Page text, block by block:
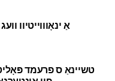
אַ ינאָוווייטיוו
טשיינאַ ס פרעמד